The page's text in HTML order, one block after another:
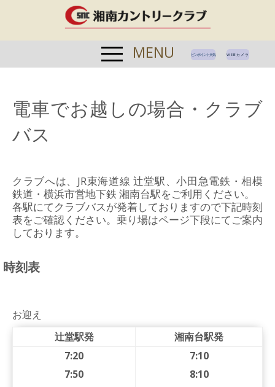
ピンポイント天気 WEBカメラ
MENU
電車でお越しの場合・クラブ
バス
クラブへは、JR東海道線 辻堂駅、小田急電鉄・相模
鉄道・横浜市営地下鉄 湘南台駅をご利用ください。
各駅にてクラブバスが発着しておりますので下記時刻
表をご確認ください。乗り場はページ下段にてご案内
しております。
時刻表
お迎え
辻堂駅発
湘南台駅発
7:20
7:50
7:10
8:10